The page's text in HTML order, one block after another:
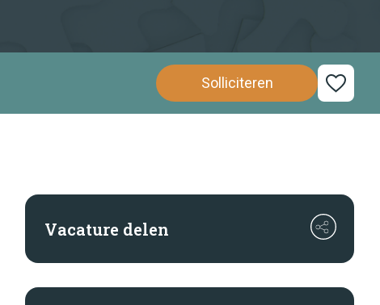
Solliciteren
Vacature delen
Grond, wegen/waterbouw
Motorvoertuigen
Productie